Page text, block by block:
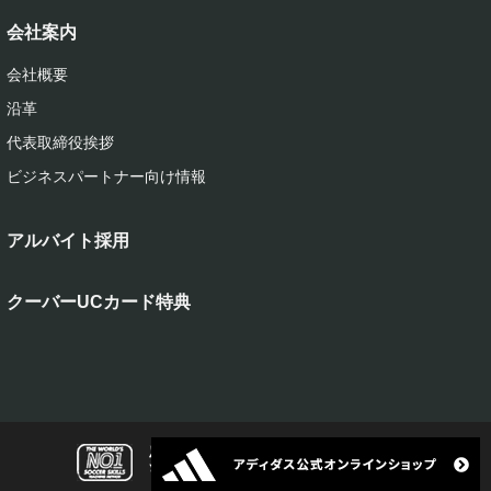
会社案内
会社概要
沿革
代表取締役挨拶
ビジネスパートナー向け情報
アルバイト採用
クーバーUCカード特典